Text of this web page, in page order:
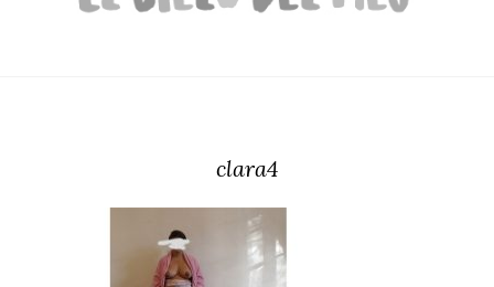
clara4